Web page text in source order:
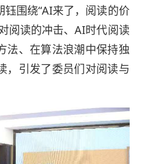
围绕“AI来了，阅读的价
阅读的冲击、AI时代阅读
法、在算法浪潮中保持独
，引发了委员们对阅读与